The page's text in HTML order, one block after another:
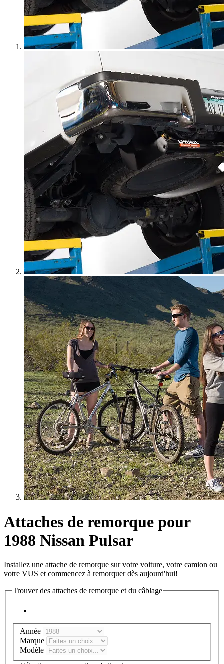
Attaches de remorque pour
1988 Nissan Pulsar
Installez une attache de remorque sur votre voiture, votre camion ou
votre VUS et commencez à remorquer dès aujourd'hui!
Trouver des attaches de remorque et du câblage
Année
Marque
Modèle